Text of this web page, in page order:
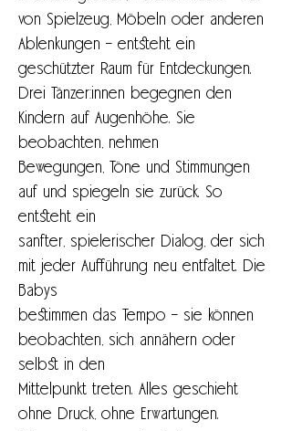
von Spielzeug, Möbeln oder anderen
Ablenkungen – entsteht ein
geschützter Raum für Entdeckungen.
Drei Tänzer:innen begegnen den
Kindern auf Augenhöhe. Sie
beobachten, nehmen
Bewegungen, Töne und Stimmungen
auf und spiegeln sie zurück. So
entsteht ein
sanfter, spielerischer Dialog, der sich
mit jeder Aufführung neu entfaltet. Die
Babys
bestimmen das Tempo – sie können
beobachten, sich annähern oder
selbst in den
Mittelpunkt treten. Alles geschieht
ohne Druck, ohne Erwartungen.